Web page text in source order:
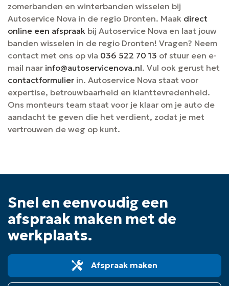
zomerbanden en winterbanden wisselen bij
Autoservice Nova in de regio Dronten. Maak direct
online een afspraak bij Autoservice Nova en laat jouw
banden wisselen in de regio Dronten! Vragen? Neem
contact met ons op via 036 522 70 13 of stuur een e-
mail naar info@autoservicenova.nl. Vul ook gerust het
contactformulier in. Autoservice Nova staat voor
expertise, betrouwbaarheid en klanttevredenheid.
Ons monteurs team staat voor je klaar om je auto de
aandacht te geven die het verdient, zodat je met
vertrouwen de weg op kunt.
Snel en eenvoudig een
afspraak maken met de
werkplaats.
Afspraak maken